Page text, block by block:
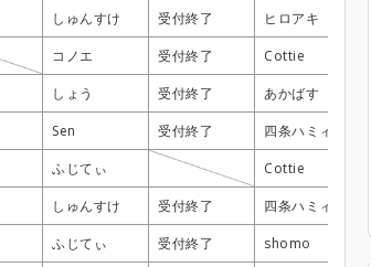
しゅんすけ 受付終了 ヒロアキ
コノエ 受付終了 Cottie
しょう 受付終了 あかばす
Sen 受付終了 四条ハミィ
ふじてぃ Cottie
しゅんすけ 受付終了 四条ハミィ
ふじてぃ 受付終了 shomo
しゅんすけ 受付終了 ヒロアキ
コノエ 受付終了 Cottie
しょう 受付終了 あかばす
Sen 受付終了 四条ハミィ
ふじてぃ Cottie
しゅんすけ 受付終了 四条ハミィ
ふじてぃ 受付終了 shomo
しゅんすけ 受付終了 ヒロアキ
コノエ 受付終了 Cottie
しょう 受付終了 あかばす
Sen 受付終了 四条ハミィ
ふじてぃ Cottie
しゅんすけ 受付終了 四条ハミィ
ふじてぃ 受付終了 shomo
しゅんすけ 受付終了 ヒロアキ
コノエ 受付終了 Cottie
しょう 受付終了 あかばす
Sen 受付終了 四条ハミィ
ふじてぃ Cottie
しゅんすけ 受付終了 四条ハミィ
ふじてぃ 受付終了 shomo